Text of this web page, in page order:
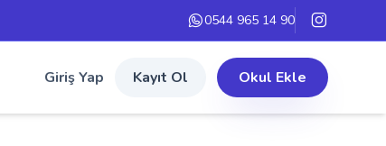
0544 965 14 90
Giriş Yap Kayıt Ol Okul Ekle